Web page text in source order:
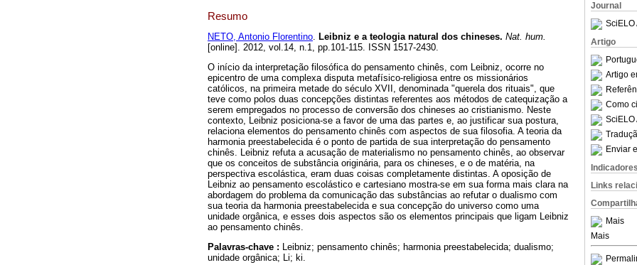
Journal
SciELO
Artigo
Artigo
Como
SciELO
Enviar
Indicadores
Links
Mais
Mais
Resumo
NETO, Antonio Florentino. Leibniz e a teologia natural dos chineses. Nat. hum.
[online]. 2012, vol.14, n.1, pp.101-115. ISSN 1517-2430.
O início da interpretação filosófica do pensamento chinês, com Leibniz, ocorre no
epicentro de uma complexa disputa metafísico-religiosa entre os missionários
católicos, na primeira metade do século XVII, denominada "querela dos rituais", que
teve como polos duas concepções distintas referentes aos métodos de catequização a
serem empregados no processo de conversão dos chineses ao cristianismo. Neste
contexto, Leibniz posiciona-se a favor de uma das partes e, ao justificar sua postura,
relaciona elementos do pensamento chinês com aspectos de sua filosofia. A teoria da
harmonia preestabelecida é o ponto de partida de sua interpretação do pensamento
chinês. Leibniz refuta a acusação de materialismo no pensamento chinês, ao observar
que os conceitos de substância originária, para os chineses, e o de matéria, na
perspectiva escolástica, eram duas coisas completamente distintas. A oposição de
Leibniz ao pensamento escolástico e cartesiano mostra-se em sua forma mais clara na
abordagem do problema da comunicação das substâncias ao refutar o dualismo com
sua teoria da harmonia preestabelecida e sua concepção do universo como uma
unidade orgânica, e esses dois aspectos são os elementos principais que ligam Leibniz
ao pensamento chinês.
Palavras-chave : Leibniz; pensamento chinês; harmonia preestabelecida; dualismo;
unidade orgânica; Li; ki.